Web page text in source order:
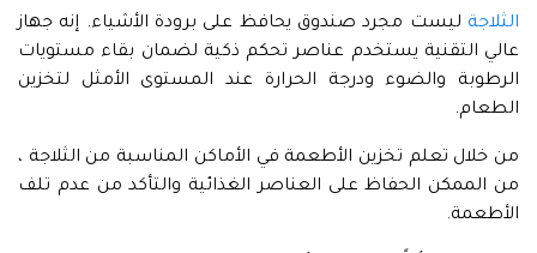
الثلاجة ليست مجرد صندوق يحافظ على برودة الأشياء. إنه جهاز
عالي التقنية يستخدم عناصر تحكم ذكية لضمان بقاء مستويات
الرطوبة والضوء ودرجة الحرارة عند المستوى الأمثل لتخزين
الطعام.
من خلال تعلم تخزين الأطعمة في الأماكن المناسبة من الثلاجة ،
من الممكن الحفاظ على العناصر الغذائية والتأكد من عدم تلف
الأطعمة.